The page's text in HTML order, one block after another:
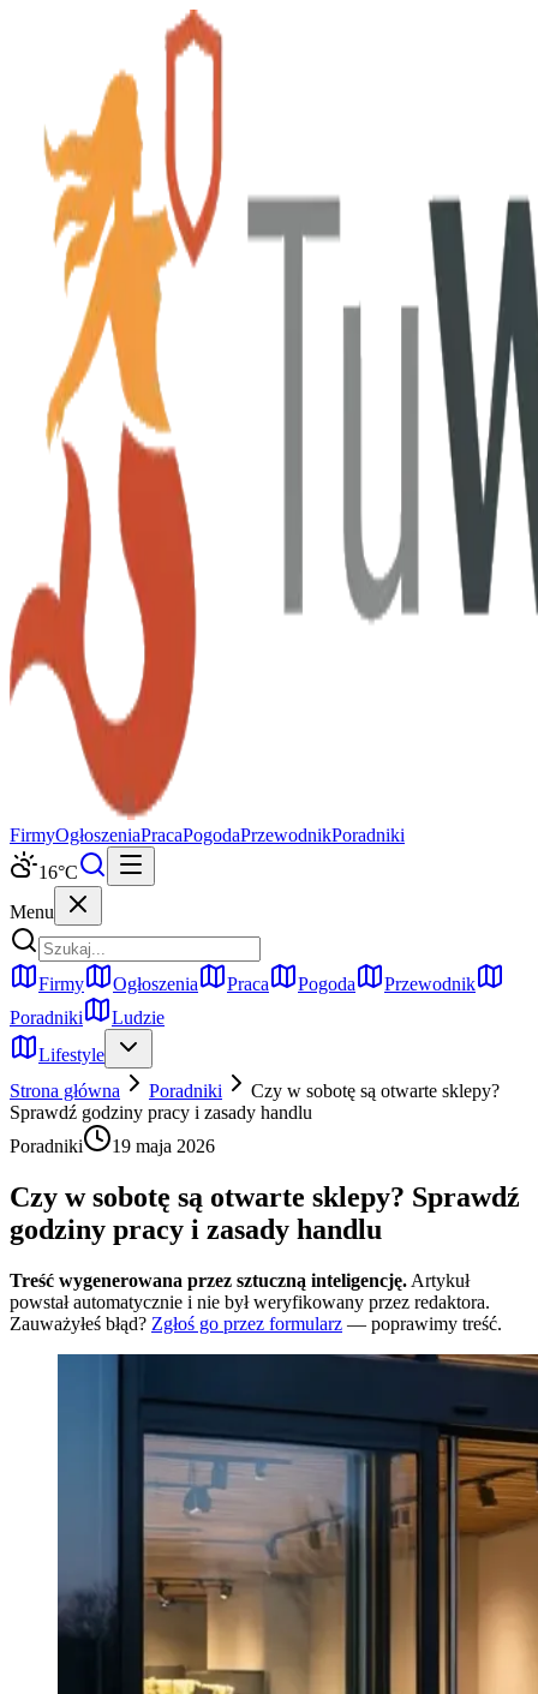
FirmyOgłoszeniaPracaPogodaPrzewodnikPoradniki
16°C
Menu
Firmy Ogłoszenia Praca Pogoda
Przewodnik
Poradniki
Ludzie
Lifestyle
Strona główna
Poradniki
Czy w sobotę są otwarte sklepy?
Sprawdź godziny pracy i zasady handlu
Poradniki
19 maja 2026
Czy w sobotę są otwarte sklepy? Sprawdź
godziny pracy i zasady handlu
Treść wygenerowana przez sztuczną inteligencję. Artykuł
powstał automatycznie i nie był weryfikowany przez redaktora.
Zauważyłeś błąd? Zgłoś go przez formularz — poprawimy treść.